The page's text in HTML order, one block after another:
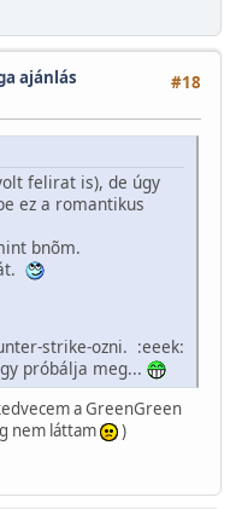
#18
ajánlás
felirat is), de úgy
ez a romantikus
bnõm.
strike-ozni. :eeek:
próbálja meg...
a GreenGreen
nem láttam
)